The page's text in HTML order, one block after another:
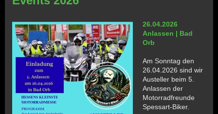
26.04.2026
Anlassen | Bad
Orb
Am Sonntag den
26.04.2026 sind wir
Austeller beim 5.
Anlassen der
Motorradfreunde
Spessart-Biker.